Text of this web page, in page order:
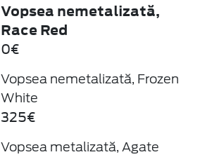
Vopsea nemetalizată,
Race Red
0€
Vopsea nemetalizată, Frozen
White
325€
Vopsea metalizată, Agate